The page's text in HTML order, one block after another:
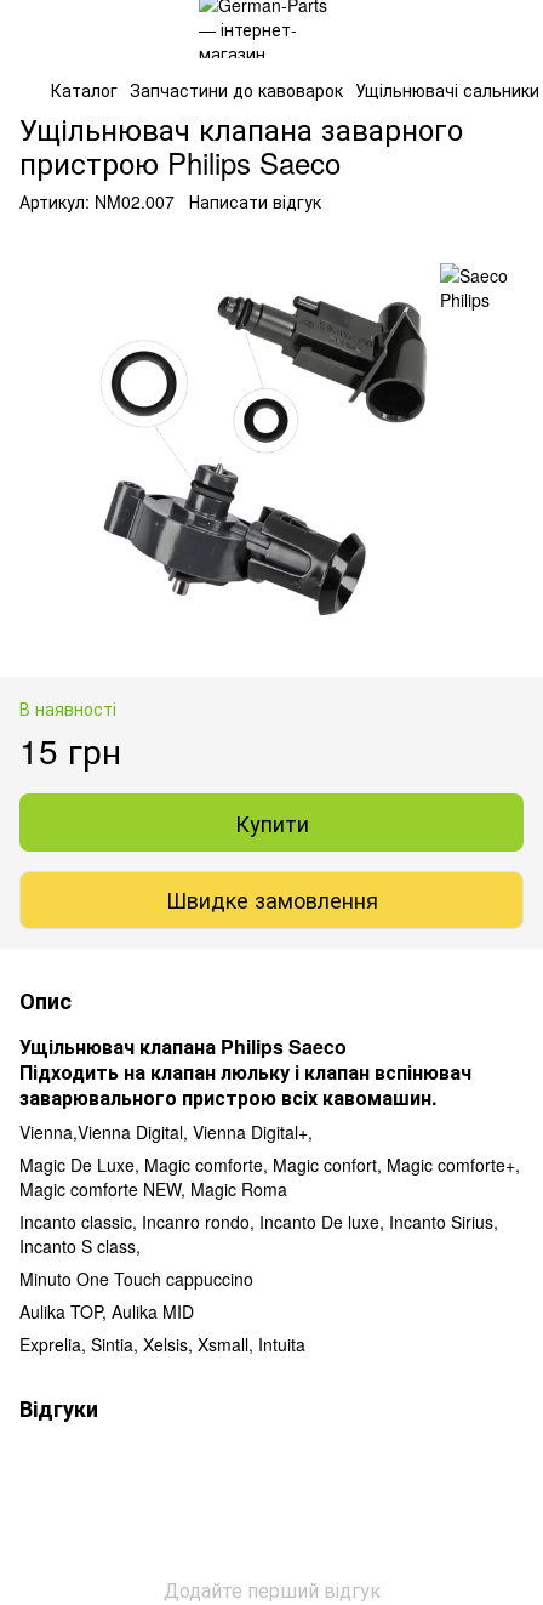
Каталог Запчастини до кавоварок Ущільнювачі
Ущільнювач клапана заварного
пристрою Philips Saeco
Артикул: NM02.007 Написати відгук
В наявності
15 грн
Купити
Швидке замовлення
Опис
Ущільнювач клапана Philips Saeco
Підходить на клапан люльку і клапан вспінювач
заварювального пристрою всіх кавомашин.
Vienna,Vienna Digital, Vienna Digital+,
Magic De Luxe, Magic comforte, Magic confort, Magic comforte+,
Magic comforte NEW, Magic Roma
Incanto classic, Incanro rondo, Incanto De luxe, Incanto Sirius,
Incanto S class,
Minuto One Touch cappuccino
Aulika TOP, Aulika MID
Exprelia, Sintia, Xelsis, Xsmall, Intuita
Відгуки
Додайте перший відгук